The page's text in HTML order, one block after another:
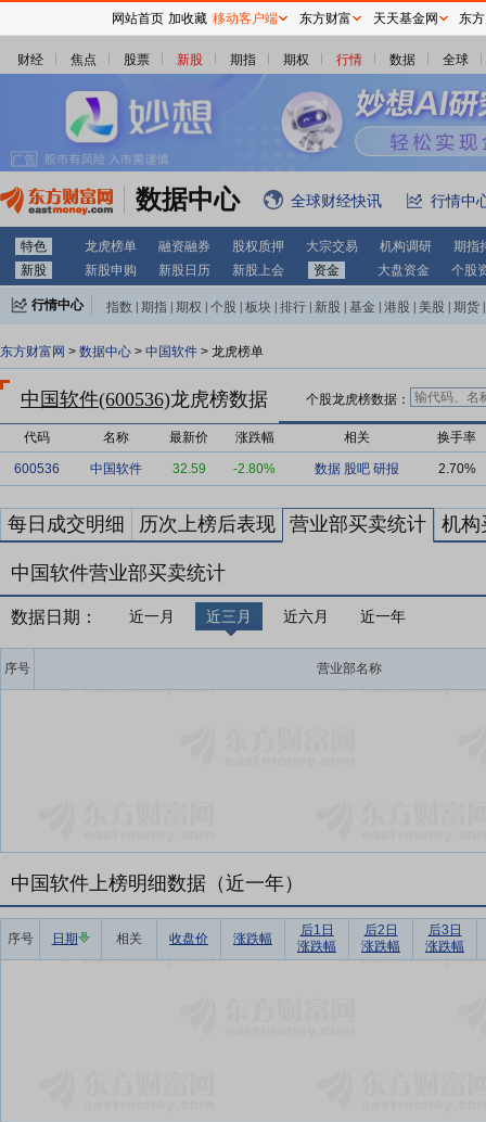
财经 焦点 股票 新股 期指 期权 行情 数据 全球
数据中心 全球财经快讯 行情中
特色 龙虎榜单 融资融券 股权质押 大宗交易 机构调研
期指
新股
新股申购 新股日历 新股上会 资金 大盘资金 个股
行情中心 指数 期指 期权 个股 板块 排行 新股 基金 港股 美股 期货
东方财富网 > 数据中心 > 中国软件 > 龙虎榜单
中国软件(600536)龙虎榜数据 个股龙虎榜数据：
代码 名称 最新价 涨跌幅 相关 换手率
600536 中国软件 32.59 -2.80% 数据 股吧 研报 2.70%
每日成交明细 历次上榜后表现 营业部买卖统计 机构
中国软件营业部买卖统计
数据日期： 近一月 近三月 近六月 近一年
序号 营业部名称
中国软件上榜明细数据（近一年）
序号 日期 相关 收盘价 涨跌幅
后1日
涨跌幅
后2日
涨跌幅
后3日
涨跌幅
网站首页 加收藏 移动客户端 东方财富 天天基金网 东